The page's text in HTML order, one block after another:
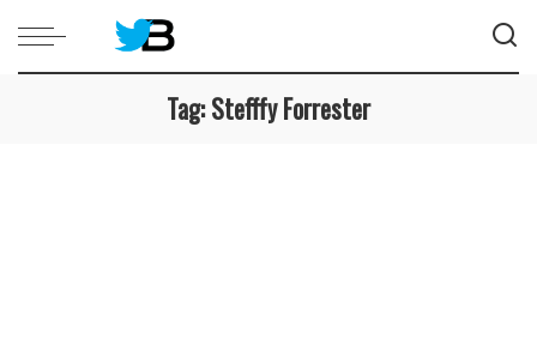
Tag:Stefffy Forrester